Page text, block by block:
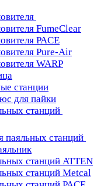
FumeClear
PACE
Pure-Air
WARP
станции
для пайки
станций
паяльных станций
станций ATTEN
станций Metcal